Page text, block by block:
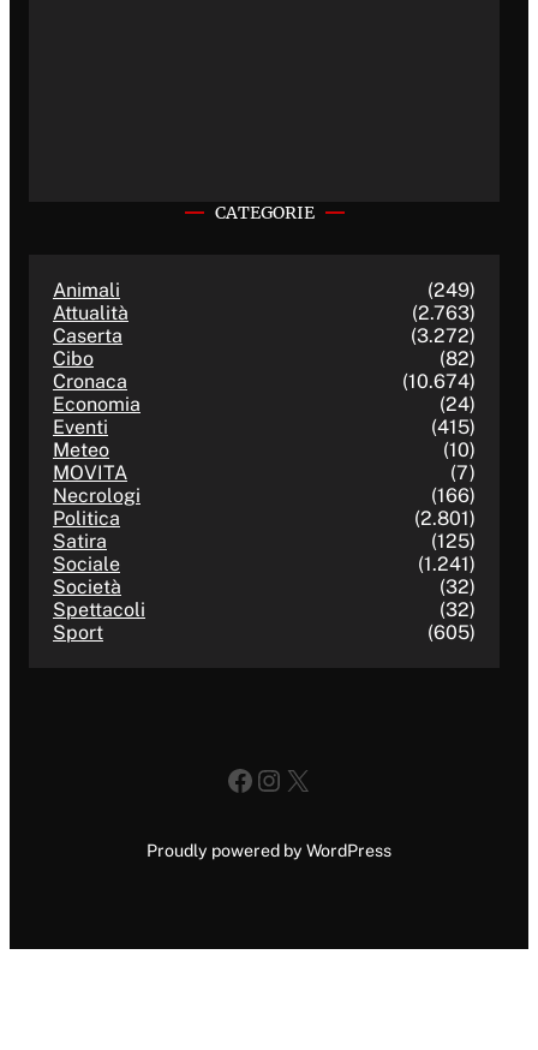
CATEGORIE
Animali
(249)
Attualità
(2.763)
Caserta
(3.272)
Cibo
(82)
Cronaca
(10.674)
Economia
(24)
Eventi
(415)
Meteo
(10)
MOVITA
(7)
Necrologi
(166)
Politica
(2.801)
Satira
(125)
Sociale
(1.241)
Società
(32)
Spettacoli
(32)
Sport
(605)
Facebook
Instagram
X
Proudly powered by WordPress